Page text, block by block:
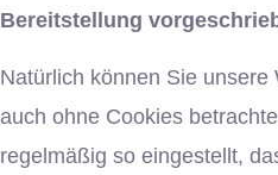
Bereitstellung
Natürlich können Sie unsere
auch ohne Cookies
regelmäßig so eingestellt,